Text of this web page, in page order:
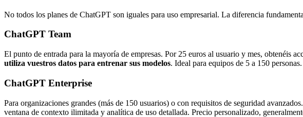
No todos los planes de ChatGPT son iguales para uso empresarial. La diferencia
ChatGPT Team
El punto de entrada para la mayoría de empresas. Por 25 euros al usuario y mes,
utiliza vuestros datos para entrenar sus modelos. Ideal para equipos de 5 a 150 personas.
ChatGPT Enterprise
Para organizaciones grandes (más de 150 usuarios) o con requisitos de seguridad
ventana de contexto ilimitada y analítica de uso detallada. Precio personalizado,